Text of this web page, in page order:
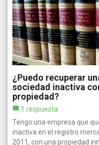
¿Puedo recuperar
sociedad inactiva
propiedad?
1 respuesta
Tengo una empresa que
inactiva en el registro
2011, con una propiedad